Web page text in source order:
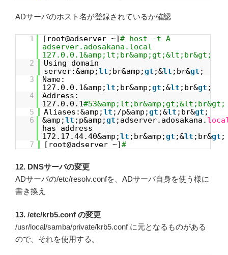
ADサーバのホスト名が登録されているか確認
1 [root@adserver ~]# host -t A
adserver.adosakana.local
127.0.0.1&amp;lt;br&amp;gt;&lt;br&gt;
2
Using domain
server:&amp;lt ;br&amp;gt ;&lt ;br&gt ;
3
Name:
127.0.0.1&amp;lt ;br&amp;gt ;&lt ;br&gt ;
4
Address:
127.0.0.1#53&amp;lt;br&amp;gt;&lt;br&gt;
5
Aliases:&amp;lt ;/p&amp;gt ;&lt ;br&gt ;
6
&amp;lt ;p&amp;gt ;adserver.adosakana.
has address
172.17.44.40&amp;lt ;br&amp;gt ;&lt ;br&gt ;
7
[root@adserver ~]#
12. DNSサーバの変更
ADサーバの/etc/resolv.confを、ADサーバ自身を使う様に
書き換え
13. /etc/krb5.conf の変更
/usr/local/samba/private/krb5.conf に元となるものがある
ので、それを使用する。